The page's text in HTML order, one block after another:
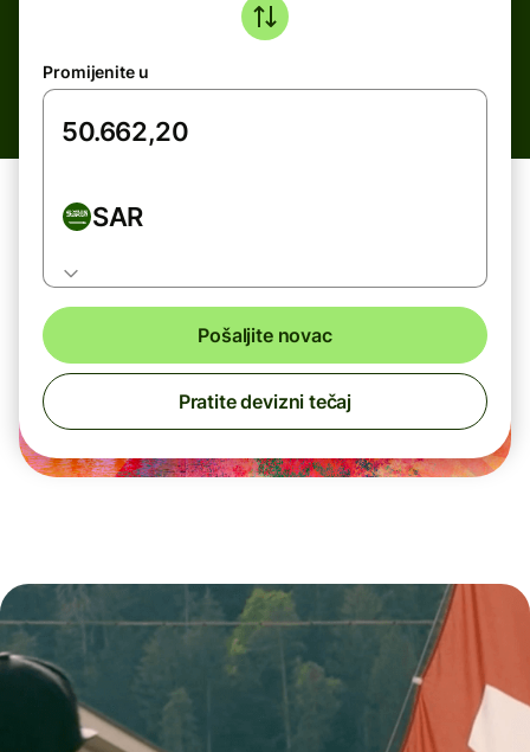
Promijenite u
SAR
Pošaljite novac
Pratite devizni tečaj